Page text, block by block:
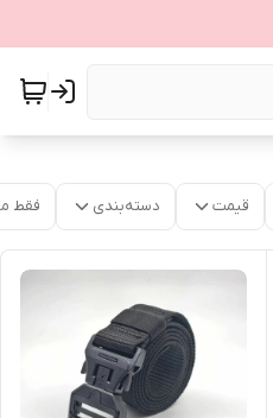
قیمت دسته‌بندی فقط